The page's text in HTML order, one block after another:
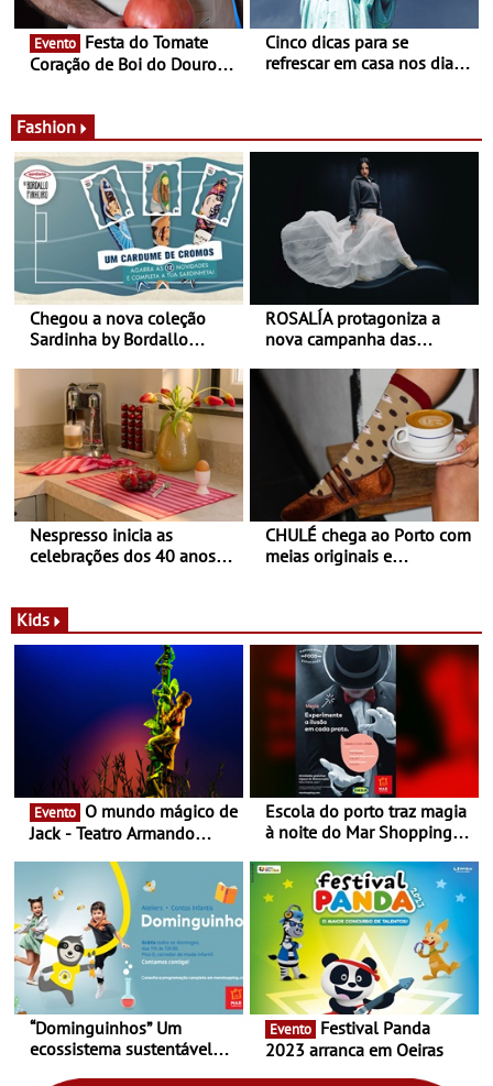
Evento
Coração de Boi do Douro -
Cinco dicas para se
refrescar em casa nos dias
Fashion
Chegou a nova coleção
Sardinha by Bordallo
ROSALÍA protagoniza a
nova campanha das
Balance
Nespresso inicia as
celebrações dos 40 anos
Novas - Edição limitada
Nespresso x Torres Novas
CHULÉ chega ao Porto com
meias originais e
Shopping
Kids
Evento
Jack - Teatro Armando
Escola do porto traz magia
à noite do Mar Shopping
29 de abril, às 21h00
“Dominguinhos” Um
ecossistema sustentável
Evento
2023 arranca em Oeiras